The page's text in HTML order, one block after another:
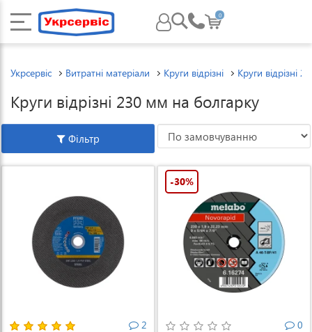
0
Укрсервіс Витратні матеріали Круги відрізні Круги відрізні
Круги відрізні 230 мм на болгарку
Фільтр
2
-30%
0